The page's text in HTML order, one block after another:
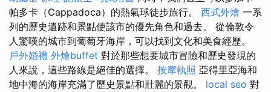
帕多卡（Cappadoca）的熱氣球徒步旅行。 西式外燴 一系
列的歷史遺跡和景點使該市的優先角色和過去。 從倫敦令
人驚嘆的城市到葡萄牙海岸，可以找到文化和美食經歷。
戶外婚禮 外燴buffet 對於那些想要城市冒險和歷史發現的
人來說，這些路線是絕佳的選擇。 按摩執照 亞得里亞海和
地中海的海岸充滿了歷史景點和壯麗的景觀。 local seo 對